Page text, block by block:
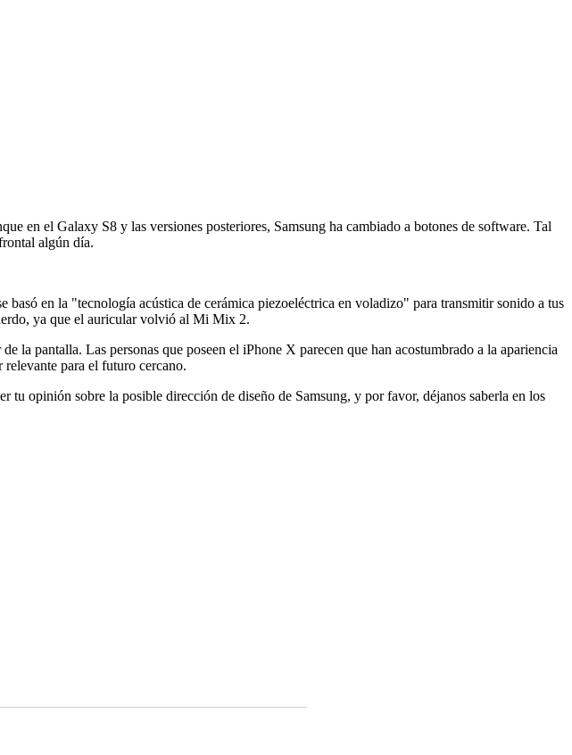
en el Galaxy S8 y las versiones posteriores, Samsung ha cambiado a botones de software. Tal
algún día.
en la "tecnología acústica de cerámica piezoeléctrica en voladizo" para transmitir sonido a tus
ya que el auricular volvió al Mi Mix 2.
la pantalla. Las personas que poseen el iPhone X parecen que han acostumbrado a la apariencia
para el futuro cercano.
tu opinión sobre la posible dirección de diseño de Samsung, y por favor, déjanos saberla en los